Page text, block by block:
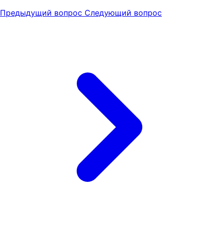
Предыдущий вопрос Следующий вопрос